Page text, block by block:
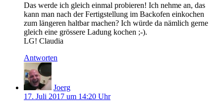
Das werde ich gleich einmal probieren! Ich nehme an, das
kann man nach der Fertigstellung im Backofen einkochen
zum längeren haltbar machen? Ich würde da nämlich gerne
gleich eine grössere Ladung kochen ;-).
LG! Claudia
Antworten
Joerg
17. Juli 2017 um 14:20 Uhr